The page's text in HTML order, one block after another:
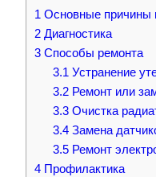
1 Основные причины
2 Диагностика
3 Способы ремонта
3.1 Устранение
3.2Ремонт или
3.3Очистка
3.4Замена
3.5Ремонт
4 Профилактика